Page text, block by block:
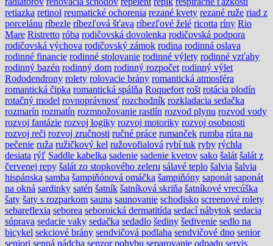
retiazka retinol reumatické ochorenia rezané kvety rezané ruže riad z
porcelánu ríbezle ríbezľová šťava ríbezľové želé ricotta ríny Rio
Mare Ristretto róba rodičovská dovolenka rodičovská podpora
rodičovská výchova rodičovský zámok rodina rodinná oslava
rodinné financie rodinné stolovanie rodinné výlety rodinné vzťahy
rodinný bazén rodinný dom rodinný rozpočet rodinný výlet
Rododendrony rolety rolovacie brány romantická atmosféra
romantická čipka romantická spálňa Roquefort rošt rotácia plodín
rotačný model rovnoprávnosť rozchodník rozkladacia sedačka
rozmarín rozmatín rozmnožovanie rastlín rozvod plynu rozvod vody
rozvoj fantázie rozvoj logiky rozvoj motoriky rozvoj osobnosti
rozvoj reči rozvoj zručnosti ručné práce rumanček rumba rúra na
pečenie ruža ružičkový kel ružovofialová rybí tuk ryby rýchla
desiata rýľ Saddle kabelka sadenie sadenie kvetov sako šalát šalát z
červenej repy šalát zo stopkového zeleru sálavé teplo šalvia šalvia
hispánska samba šampiňónová omáčka šampiňóny saponát saponát
na okná sardinky satén šatník šatníková skriňa šatníkové vrecúška
šaty šaty s rozparkom sauna saunovanie schodisko screenové rolety
sebareflexia seborea seboroická dermatitída sedací nábytok sedacia
súprava sedacie vaky sedačka sedadlo šediny šedivenie sedlo na
bicykel sekciové brány sendvičová podlaha sendvičové dno senior
seniori senná nádcha senzor pohybu separovanie odpadu servis